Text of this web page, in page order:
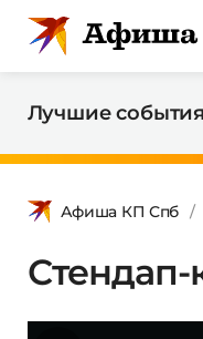
Лучшие
Афиша КП Спб
Стендап-